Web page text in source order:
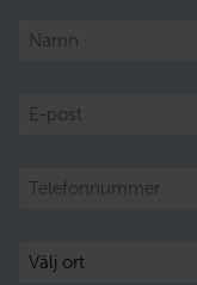
Namn
E-
post
Telefon
Välj
ort